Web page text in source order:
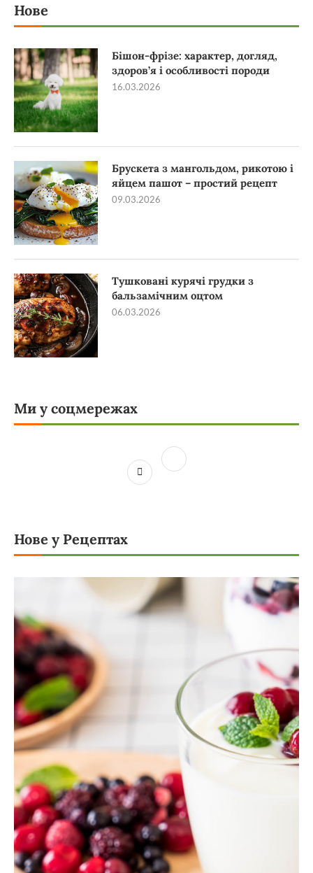
Нове
Бішон-фрізе: характер, догляд,
здоров’я і особливості породи
16.03.2026
Брускета з мангольдом, рикотою і
яйцем пашот – простий рецепт
09.03.2026
Тушковані курячі грудки з
бальзамічним оцтом
06.03.2026
Ми у соцмережах
Нове у Рецептах